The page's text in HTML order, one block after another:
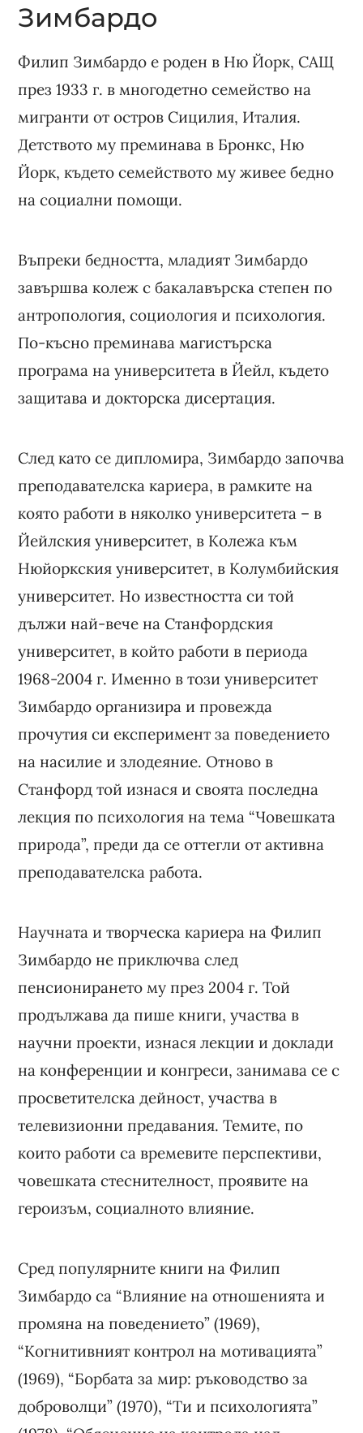
Зимбардо
Филип Зимбардо е роден в Ню Йорк, САЩ
през 1933 г. в многодетно семейство на
мигранти от остров Сицилия, Италия.
Детството му преминава в Бронкс, Ню
Йорк, където семейството му живее бедно
на социални помощи.
Въпреки бедността, младият Зимбардо
завършва колеж с бакалавърска степен по
антропология, социология и психология.
По-късно преминава магистърска
програма на университета в Йейл, където
защитава и докторска дисертация.
След като се дипломира, Зимбардо започва
преподавателска кариера, в рамките на
която работи в няколко университета – в
Йейлския университет, в Колежа към
Нюйоркския университет, в Колумбийския
университет. Но известността си той
дължи най-вече на Станфордския
университет, в който работи в периода
1968-2004 г. Именно в този университет
Зимбардо организира и провежда
прочутия си експеримент за поведението
на насилие и злодеяние. Отново в
Станфорд той изнася и своята последна
лекция по психология на тема “Човешката
природа”, преди да се оттегли от активна
преподавателска работа.
Научната и творческа кариера на Филип
Зимбардо не приключва след
пенсионирането му през 2004 г. Той
продължава да пише книги, участва в
научни проекти, изнася лекции и доклади
на конференции и конгреси, занимава се с
просветителска дейност, участва в
телевизионни предавания. Темите, по
които работи са времевите перспективи,
човешката стеснителност, проявите на
героизъм, социалното влияние.
Сред популярните книги на Филип
Зимбардо са “Влияние на отношенията и
промяна на поведението” (1969),
“Когнитивният контрол на мотивацията”
(1969), “Борбата за мир: ръководство за
доброволци” (1970), “Ти и психологията”